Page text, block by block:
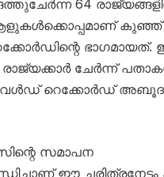
64
കുഞ്ഞ്
ഭാഗമായത്.
ചേര്‍ന്ന്
റെക്കോര്‍ഡ്
സമാപന
ഈ ചരിത്രനേട്ടം